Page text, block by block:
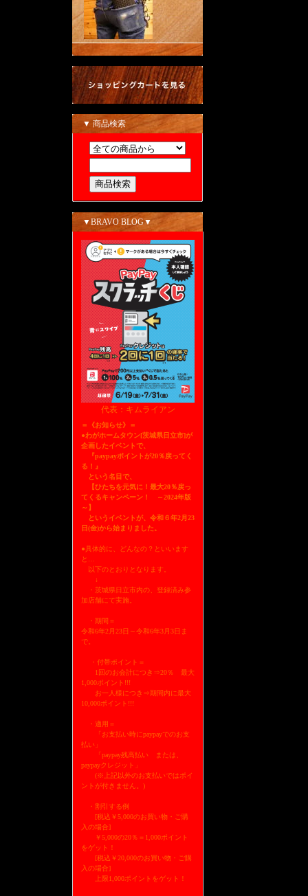
▼ 商品検索
▼BRAVO BLOG▼
代表：キムライアン
＝《お知らせ》＝
●わがホームタウン[茨城県日立市]が
企画したイベントで、
『paypayポイントが20％戻ってく
る！』
という名目で、
【ひたちを元気に！最大20％戻っ
てくるキャンペーン！ ～2024年版
～】
というイベントが、令和６年2月23
日(金)から始まりました。
●具体的に、どんなの？といいます
と…
以下のとおりとなります。
↓
・茨城県日立市内の、登録済み参
加店舗にて実施。
・期間＝
令和6年2月23日～令和6年3月3日ま
で。
・付帯ポイント＝
1回のお会計につき⇒20％ 最大
1,000ポイント!!!
お一人様につき⇒期間内に最大
10,000ポイント!!!
・適用＝
「お支払い時にpaypayでのお支
払い」
「paypay残高払い または、
paypayクレジット」
(※上記以外のお支払いではポイ
ントが付きません。)
・割引する例
[税込￥5,000のお買い物・ご購
入の場合]
￥5,000の20％＝1,000ポイント
をゲット！
[税込￥20,000のお買い物・ご購
入の場合]
上限1,000ポイントをゲット！